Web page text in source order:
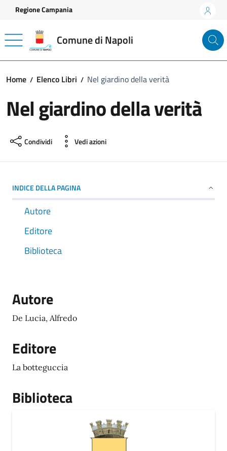
Vai ai contenuti
Vai al footer
Regione Campania
Comune di Napoli
Home Elenco Libri Nel giardino della verità
Nel giardino della verità
Condividi Vedi azioni
INDICE DELLA PAGINA
Autore
Editore
Biblioteca
Autore
De Lucia, Alfredo
Editore
La botteguccia
Biblioteca